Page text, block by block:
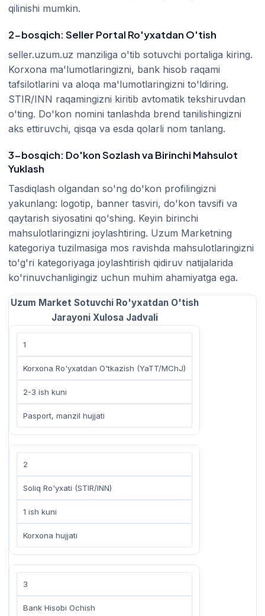
qilinishi mumkin.
2-bosqich: Seller Portal Ro'yxatdan O'tish
seller.uzum.uz manziliga o'tib sotuvchi portaliga kiring.
Korxona ma'lumotlaringizni, bank hisob raqami
tafsilotlarini va aloqa ma'lumotlaringizni to'ldiring.
STIR/INN raqamingizni kiritib avtomatik tekshiruvdan
o'ting. Do'kon nomini tanlashda brend tanilishingizni
aks ettiruvchi, qisqa va esda qolarli nom tanlang.
3-bosqich: Do'kon Sozlash va Birinchi Mahsulot
Yuklash
Tasdiqlash olgandan so'ng do'kon profilingizni
yakunlang: logotip, banner tasviri, do'kon tavsifi va
qaytarish siyosatini qo'shing. Keyin birinchi
mahsulotlaringizni joylashtiring. Uzum Marketning
kategoriya tuzilmasiga mos ravishda mahsulotlaringizni
to'g'ri kategoriyaga joylashtirish qidiruv natijalarida
ko'rinuvchanligingiz uchun muhim ahamiyatga ega.
Uzum Market Sotuvchi Ro'yxatdan O'tish
Jarayoni Xulosa Jadvali
1
Korxona Ro'yxatdan O'tkazish (YaTT/MChJ)
2-3 ish kuni
Pasport, manzil hujjati
2
Soliq Ro'yxati (STIR/INN)
1 ish kuni
Korxona hujjati
3
Bank Hisobi Ochish